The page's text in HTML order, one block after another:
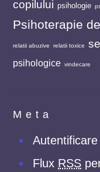
copilului psihologie
Psihoterapie
relatii abuzive relatii toxice
psihologice vindecare
Meta
Autentificare
Flux RSS